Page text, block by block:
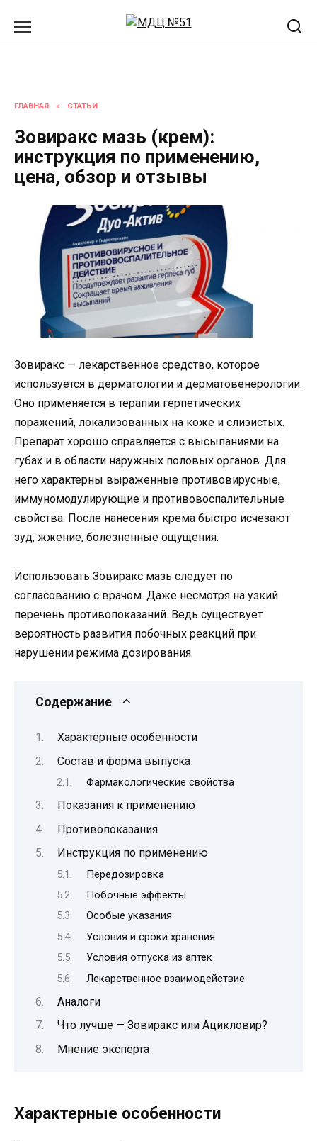
ГЛАВНАЯ » СТАТЬИ
Зовиракс мазь (крем):
инструкция по применению,
цена, обзор и отзывы
Зовиракс — лекарственное средство, которое
используется в дерматологии и дерматовенерологии.
Оно применяется в терапии герпетических
поражений, локализованных на коже и слизистых.
Препарат хорошо справляется с высыпаниями на
губах и в области наружных половых органов. Для
него характерны выраженные противовирусные,
иммуномодулирующие и противовоспалительные
свойства. После нанесения крема быстро исчезают
зуд, жжение, болезненные ощущения.
Использовать Зовиракс мазь следует по
согласованию с врачом. Даже несмотря на узкий
перечень противопоказаний. Ведь существует
вероятность развития побочных реакций при
нарушении режима дозирования.
Содержание
Характерные особенности
Состав и форма выпуска
Фармакологические свойства
Показания к применению
Противопоказания
Инструкция по применению
Передозировка
Побочные эффекты
Особые указания
Условия и сроки хранения
Условия отпуска из аптек
Лекарственное взаимодействие
Аналоги
Что лучше — Зовиракс или Ацикловир?
Мнение эксперта
Характерные особенности